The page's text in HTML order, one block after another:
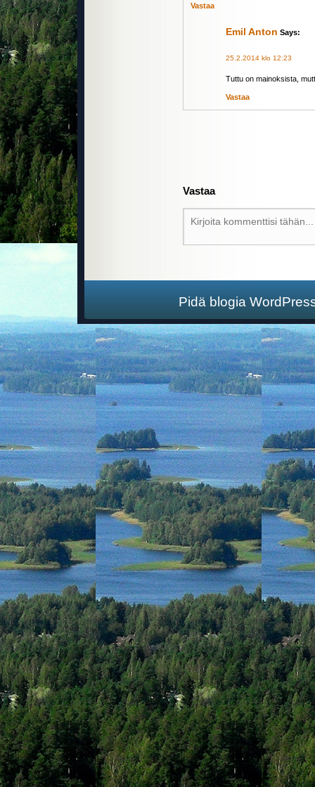
Vastaa
Emil Anton Says:
25.2.2014 klo 12:23
Tuttu on mainoksista,
Vastaa
Vastaa
Pidä blogia